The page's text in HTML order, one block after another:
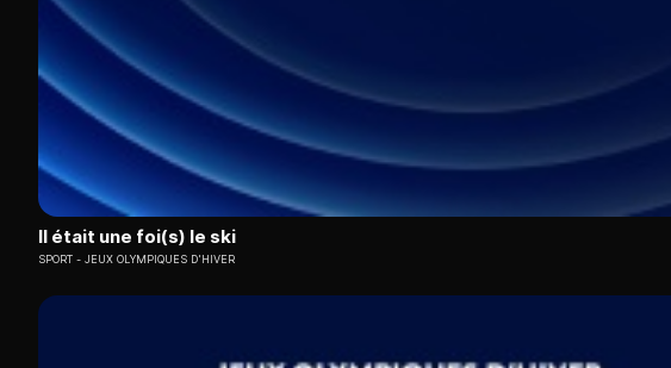
Il était une foi(s) le ski
SPORT JEUX OLYMPIQUES D'HIVER